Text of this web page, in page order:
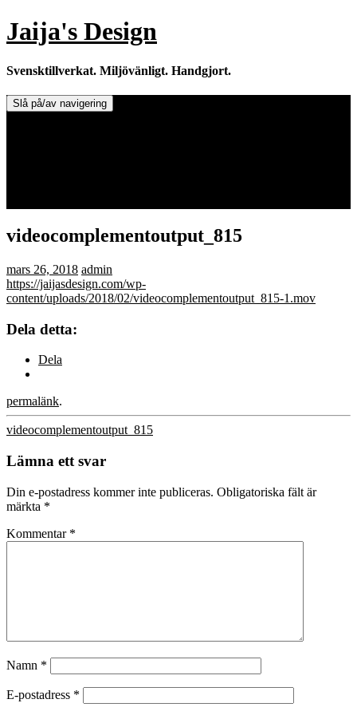
Hoppa
till
Jaija's Design
Svensktillverkat. Miljövänligt. Handgjort.
Slå på/av navigering
videocomplementoutput_815
mars 26, 2018 admin
https://jaijasdesign.com/wp-
content/uploads/2018/02/videocomplementoutput_815-1.mov
Dela detta:
Dela
permalänk.
Inläggsnavigering
videocomplementoutput_815
Lämna ett svar
Din e-postadress kommer inte publiceras. Obligatoriska fält är
märkta *
Kommentar *
Namn *
E-postadress *